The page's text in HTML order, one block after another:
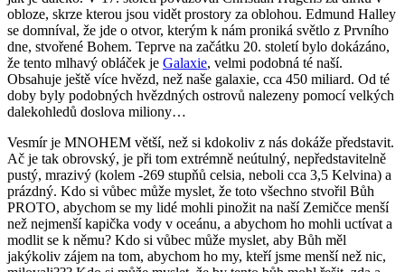
obloze, skrze kterou jsou vidět prostory za oblohou. Edmund Halley
se domníval, že jde o otvor, kterým k nám proniká světlo z Prvního
dne, stvořené Bohem. Teprve na začátku 20. století bylo dokázáno,
že tento mlhavý obláček je Galaxie, velmi podobná té naší.
Obsahuje ještě více hvězd, než naše galaxie, cca 450 miliard. Od té
doby byly podobných hvězdných ostrovů nalezeny pomocí velkých
dalekohledů doslova miliony…
Vesmír je MNOHEM větší, než si kdokoliv z nás dokáže představit.
Ač je tak obrovský, je při tom extrémně neútulný, nepředstavitelně
pustý, mrazivý (kolem -269 stupňů celsia, neboli cca 3,5 Kelvina) a
prázdný. Kdo si vůbec může myslet, že toto všechno stvořil Bůh
PROTO, abychom se my lidé mohli pinožit na naší Zemičce menší
než nejmenší kapička vody v oceánu, a abychom ho mohli uctívat a
modlit se k němu? Kdo si vůbec může myslet, aby Bůh měl
jakýkoliv zájem na tom, abychom ho my, kteří jsme menší než nic,